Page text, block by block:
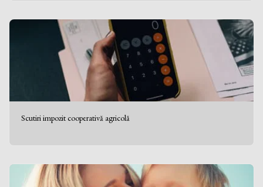
Scutiri impozit cooperativă agricolă